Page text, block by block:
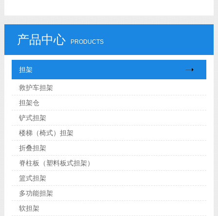
产品中心 PRODUCTS
担架
救护车担架
担架仓
铲式担架
楼梯（椅式）担架
折叠担架
脊柱板（塑料板式担架）
篮式担架
多功能担架
软担架